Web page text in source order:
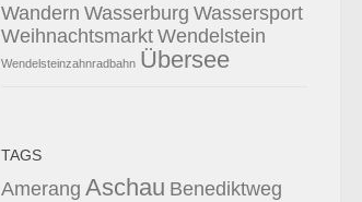
Wandern Wasserburg Wassersport
Weihnachtsmarkt Wendelstein
Wendelsteinzahnradbahn Übersee
TAGS
Amerang Aschau Benediktweg